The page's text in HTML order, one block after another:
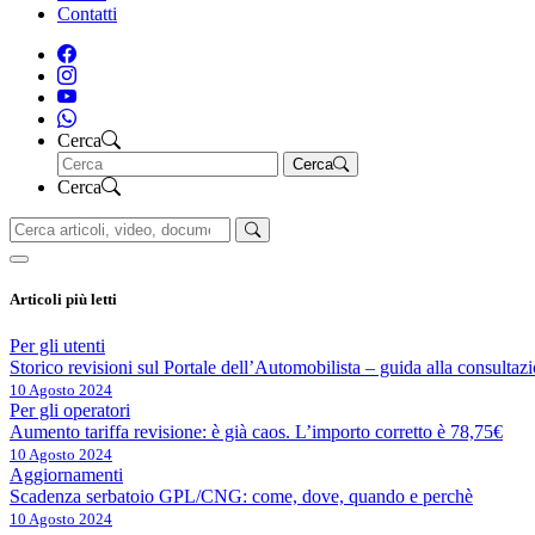
Contatti
Cerca
Cerca
Cerca
Articoli più letti
Per gli utenti
Storico revisioni sul Portale dell’Automobilista – guida alla
10 Agosto 2024
Per gli operatori
Aumento tariffa revisione: è già caos. L’importo corretto è 78,75€
10 Agosto 2024
Aggiornamenti
Scadenza serbatoio GPL/CNG: come, dove, quando e perchè
10 Agosto 2024